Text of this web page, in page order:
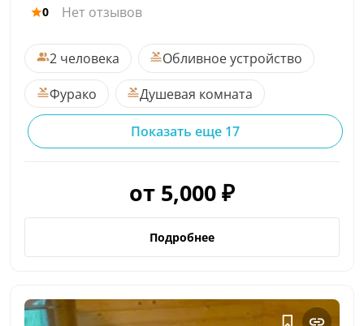
0 Нет отзывов
2 человека
Обливное устройство
Фурако
Душевая комната
Показать еще 17
от 5,000 ₽
Подробнее